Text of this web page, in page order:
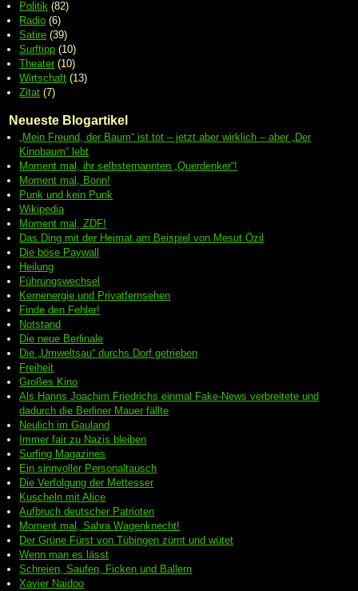
Politik (82)
Radio (6)
Satire (39)
Surftipp (10)
Theater (10)
Wirtschaft (13)
Zitat (7)
Neueste Blogartikel
„Mein Freund, der Baum“ ist tot – jetzt aber wirklich – aber „Der
Kinobaum“ lebt
Moment mal, ihr selbsternannten „Querdenker“!
Moment mal, Bonn!
Punk und kein Punk
Wikipedia
Moment mal, ZDF!
Das Ding mit der Heimat am Beispiel von Mesut Özil
Die böse Paywall
Heilung
Führungswechsel
Kernenergie und Privatfernsehen
Finde den Fehler!
Notstand
Die neue Berlinale
Die „Umweltsau“ durchs Dorf getrieben
Freiheit
Großes Kino
Als Hanns Joachim Friedrichs einmal Fake-News verbreitete und
dadurch die Berliner Mauer fällte
Neulich im Gauland
Immer fair zu Nazis bleiben
Surfing Magazines
Ein sinnvoller Personaltausch
Die Verfolgung der Mettesser
Kuscheln mit Alice
Aufbruch deutscher Patrioten
Moment mal, Sahra Wagenknecht!
Der Grüne Fürst von Tübingen zürnt und wütet
Wenn man es lässt
Schreien, Saufen, Ficken und Ballern
Xavier Naidoo